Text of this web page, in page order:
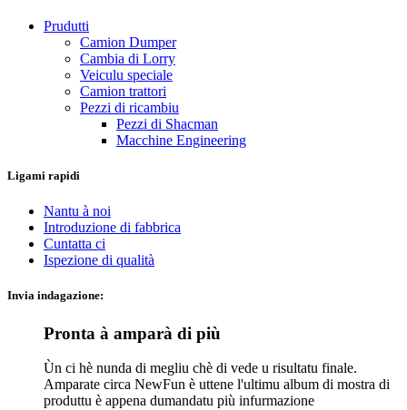
Prudutti
Camion Dumper
Cambia di Lorry
Veiculu speciale
Camion trattori
Pezzi di ricambiu
Pezzi di Shacman
Macchine Engineering
Ligami rapidi
Nantu à noi
Introduzione di fabbrica
Cuntatta ci
Ispezione di qualità
Invia indagazione:
Pronta à amparà di più
Ùn ci hè nunda di megliu chè di vede u risultatu finale.
Amparate circa NewFun è uttene l'ultimu album di mostra di
produttu è appena dumandatu più infurmazione